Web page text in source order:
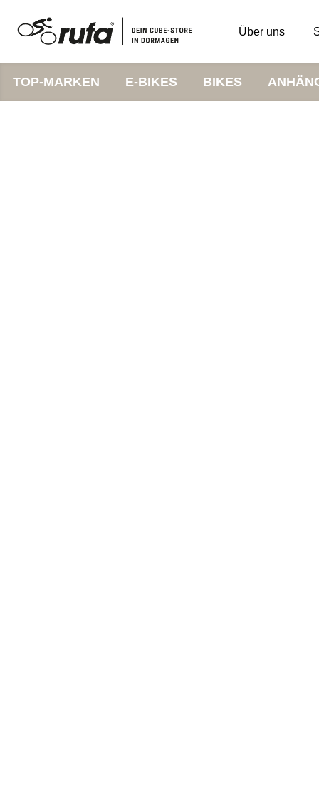
Über uns
TOP-MARKEN E-BIKES BIKES